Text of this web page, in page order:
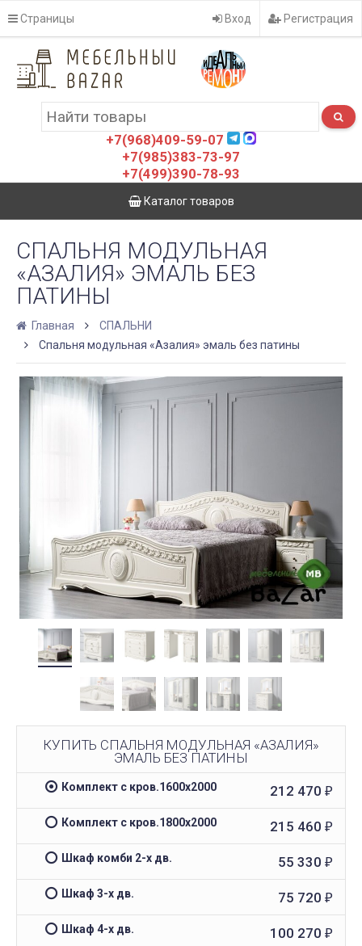
Страницы Вход Регистрация
+7(968)409-59-07
+7(985)383-73-97
+7(499)390-78-93
Каталог товаров
СПАЛЬНЯ МОДУЛЬНАЯ
«АЗАЛИЯ» ЭМАЛЬ БЕЗ
ПАТИНЫ
Главная
СПАЛЬНИ
Спальня модульная «Азалия» эмаль без патины
КУПИТЬ СПАЛЬНЯ МОДУЛЬНАЯ «АЗАЛИЯ»
ЭМАЛЬ БЕЗ ПАТИНЫ
Комплект с кров.1600х2000 212 470 ₽
Комплект с кров.1800х2000 215 460 ₽
Шкаф комби 2-х дв. 55 330 ₽
Шкаф 3-х дв. 75 720 ₽
Шкаф 4-х дв. 100 270 ₽